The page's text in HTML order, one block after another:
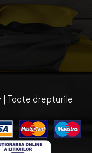
Toate drepturile